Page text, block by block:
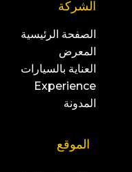
الشركة
الصفحة الرئيسية
المعرض
العناية بالسيارات
Experience
المدونة
الموقع